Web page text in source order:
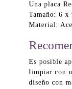
Una placa
Tamaño: 6 x
Material:
Es posible
limpiar con
diseño con